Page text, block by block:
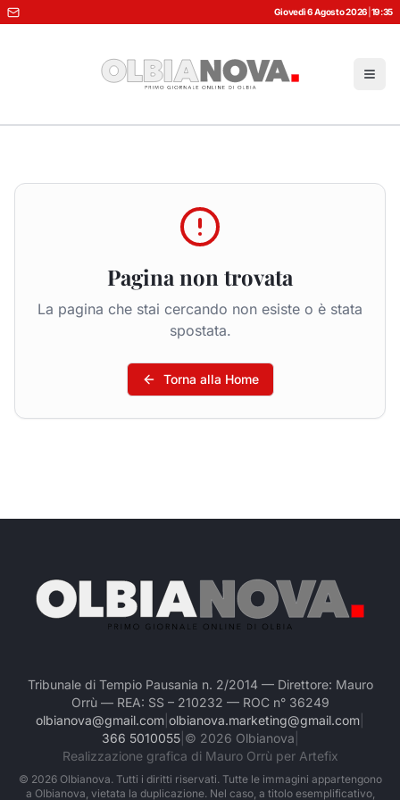
Giovedì 6 Agosto 2026 19:35
Pagina non trovata
La pagina che stai cercando non esiste o è stata
spostata.
Torna alla Home
Tribunale di Tempio Pausania n. 2/2014 — Direttore: Mauro
Orrù — REA: SS – 210232 — ROC n° 36249
olbianova@gmail.com olbianova.marketing@gmail.com
366 5010055| © 2026 Olbianova
Realizzazione grafica di Mauro Orrù per Artefix
© 2026Olbianova. Tutti i diritti riservati. Tutte le immagini appartengono
a Olbianova, vietata la duplicazione. Nel caso, a titolo esemplificativo,